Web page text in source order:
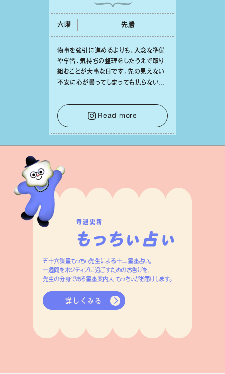
六曜 先勝
物事を強引に進めるよりも、⼊念な準備
や学習、気持ちの整理をしたうえで取り
組むことが⼤事な⽇です。先の⾒えない
不安に⼼が曇ってしまっても焦らない
⾝や疲れていそうな⼈をいたわることに
時間を使いましょう。ここでしっかりとエ
ネルギーを蓄え、困難を乗り越える⼒に
変えましょう。
Read more
毎週更新
五十六謀星もっちぃ先生による十二星座占い。
一週間をポジティブに過ごすためのお告げを、
先生の分身である星座案内人・もっちぃがお届けします。
詳しくみる